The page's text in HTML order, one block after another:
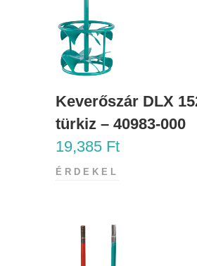
Keverőszár DLX
türkiz – 40983-000
19,385 Ft
ÉRDEKEL